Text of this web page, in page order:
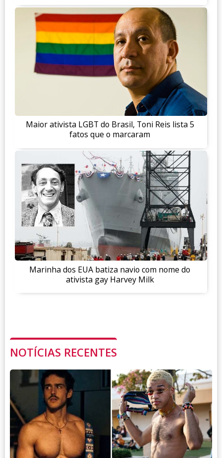
Maior ativista LGBT do Brasil, Toni Reis lista 5
fatos que o marcaram
Marinha dos EUA batiza navio com nome do
ativista gay Harvey Milk
NOTÍCIAS RECENTES